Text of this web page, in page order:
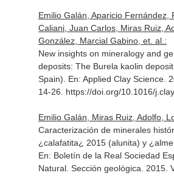
Emilio Galán, Aparicio Fernández,
Caliani, Juan Carlos, Miras Ruiz,
González, Marcial Gabino, et. al.:
New insights on mineralogy and
deposits: The Burela kaolin
Spain). En: Applied Clay Science.
14-26. https://doi.org/10.1016/
Emilio Galán, Miras Ruiz, Adolfo,
Caracterización de minerales
¿calafatita¿ 2015 (alunita) y
En: Boletín de la Real Sociedad
Natural. Sección geológica . 2015.